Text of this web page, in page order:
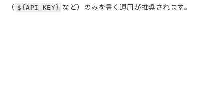
（ ${API_KEY} など）のみを書く運用が推奨されます。